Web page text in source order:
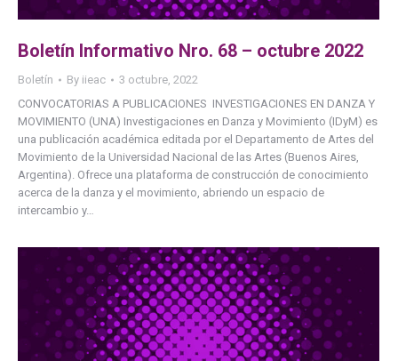
Boletín Informativo Nro. 68 – octubre 2022
Boletín By iieac
3 octubre, 2022
CONVOCATORIAS A PUBLICACIONES INVESTIGACIONES EN DANZA Y
MOVIMIENTO (UNA) Investigaciones en Danza y Movimiento (IDyM) es
una publicación académica editada por el Departamento de Artes del
Movimiento de la Universidad Nacional de las Artes (Buenos Aires,
Argentina). Ofrece una plataforma de construcción de conocimiento
acerca de la danza y el movimiento, abriendo un espacio de
intercambio y…